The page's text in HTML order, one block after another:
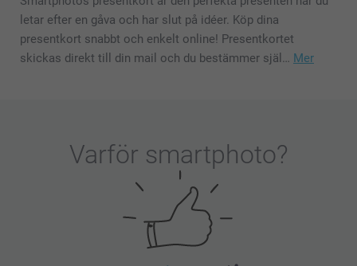
letar efter en gåva och har slut på idéer. Köp dina
presentkort snabbt och enkelt online! Presentkortet
skickas direkt till din mail och du bestämmer själ… Mer
Varför smartphoto?